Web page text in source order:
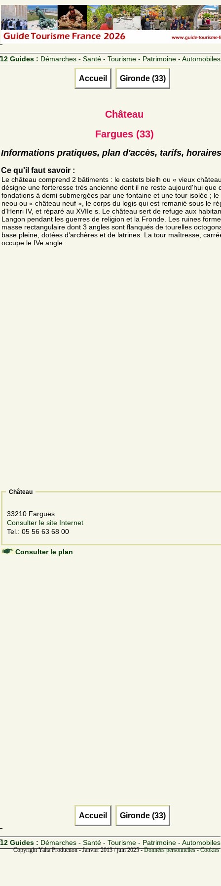
12 Guides : Démarches - Santé - Tourisme - Patrimoine - Automobiles
Accueil Gironde (33)
Château
Fargues (33)
Informations pratiques, plan d'accès, tarifs, horaires
Ce qu'il faut savoir :
Le château comprend 2 bâtiments : le castets bielh ou « vieux
désigne une forteresse très ancienne dont il ne reste aujourd'hui que
fondations à demi submergées par une fontaine et une tour isolée ; le
neou ou « château neuf », le corps du logis qui est remanié sous le
d'Henri IV, et réparé au XVIIe s. Le château sert de refuge aux
Langon pendant les guerres de religion et la Fronde. Les ruines
masse rectangulaire dont 3 angles sont flanqués de tourelles
base pleine, dotées d'archères et de latrines. La tour maîtresse,
occupe le IVe angle.
Château
33210 Fargues
Consulter le site Internet
Tel.: 05 56 63 68 00
Consulter le plan
Accueil Gironde (33)
12 Guides : Démarches - Santé - Tourisme - Patrimoine - Automobiles
Copyright Yalta Production - Janvier 2013 / juin 2025 -Données personnelles -